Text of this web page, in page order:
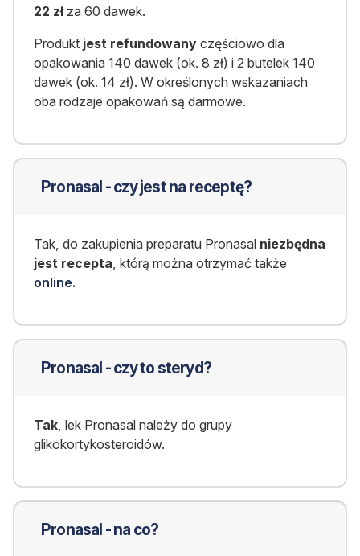
22 zł za 60 dawek.
Produkt jest refundowanyczęściowo dla
opakowania 140 dawek (ok. 8 zł) i 2 butelek 140
dawek (ok. 14 zł). W określonych wskazaniach
oba rodzaje opakowań są darmowe.
Pronasal - czy jest na receptę?
Tak, do zakupienia preparatu Pronasal niezbędna
jest recepta, którą można otrzymać także
online.
Pronasal - czy to steryd?
Tak, lek Pronasal należy do grupy
glikokortykosteroidów.
Pronasal - na co?